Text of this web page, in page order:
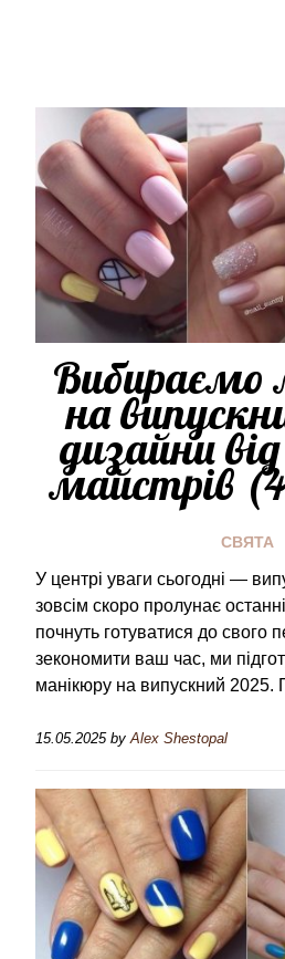
Вибираємо
на
дизайни
майстрів
СВЯТА
У центрі уваги сьогодні —
зовсім скоро пролунає
почнуть готуватися до свого
зекономити ваш час, ми
манікюру на випускний 2025.
15.05.2025byAlex Shestopal